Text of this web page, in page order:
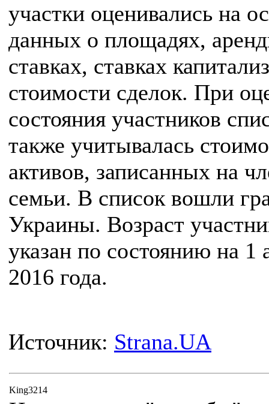
участки оценивались на
данных о площадях,
ставках, ставках
стоимости сделок. При
состояния участников
также учитывалась
активов, записанных на
семьи. В список вошли
Украины. Возраст
указан по состоянию на 1
2016 года.
Источник: Strana.UA
King3214